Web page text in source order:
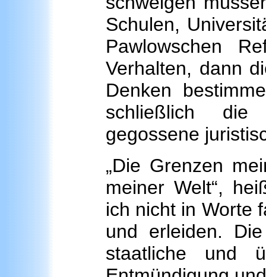
Schulen,
Pawlowschen
Verhalten, dann
Denken
schließlich die
gegossene
„Die Grenzen
meiner Welt“,
ich nicht in Worte
und erleiden.
staatliche und